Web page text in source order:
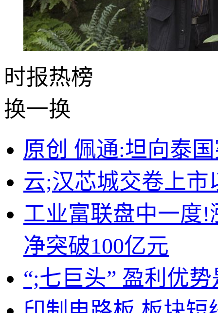
时报热榜
换一换
原创 佩通:坦向泰
云;汉芯城交卷上
工业富联盘中一度!
净突破100亿元
“;七巨头” 盈利优